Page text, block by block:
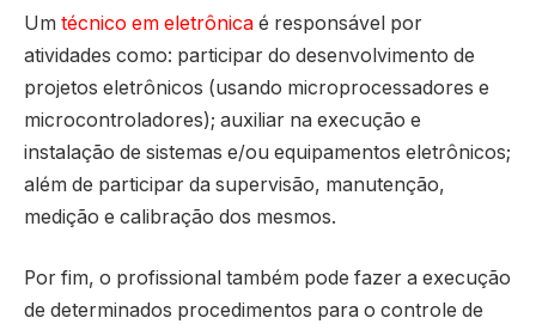
Um técnico em eletrônica é responsável por
atividades como: participar do desenvolvimento de
projetos eletrônicos (usando microprocessadores e
microcontroladores); auxiliar na execução e
instalação de sistemas e/ou equipamentos eletrônicos;
além de participar da supervisão, manutenção,
medição e calibração dos mesmos.
Por fim, o profissional também pode fazer a execução
de determinados procedimentos para o controle de